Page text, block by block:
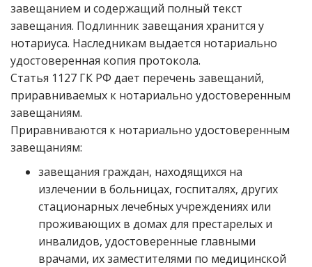
завещанием и содержащий полный текст
завещания. Подлинник завещания хранится у
нотариуса. Наследникам выдается нотариально
удостоверенная копия протокола.
Статья 1127 ГК РФ дает перечень завещаний,
приравниваемых к нотариально удостоверенным
завещаниям.
Приравниваются к нотариально удостоверенным
завещаниям:
завещания граждан, находящихся на
излечении в больницах, госпиталях, других
стационарных лечебных учреждениях или
проживающих в домах для престарелых и
инвалидов, удостоверенные главными
врачами, их заместителями по медицинской